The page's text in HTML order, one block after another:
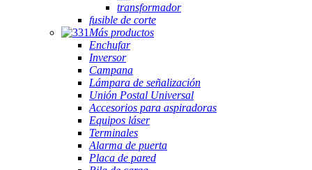
transformador
fusible de corte
Más productos
Enchufar
Inversor
Campana
Lámpara de señalización
Unión Postal Universal
Accesorios para aspiradoras
Equipos láser
Terminales
Alarma de puerta
Placa de pared